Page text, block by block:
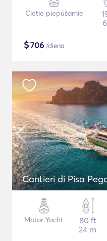
Cietie piepūšamie
$706 /diena
Cantieri di Pisa
Motor Yacht
80 ft
24 m